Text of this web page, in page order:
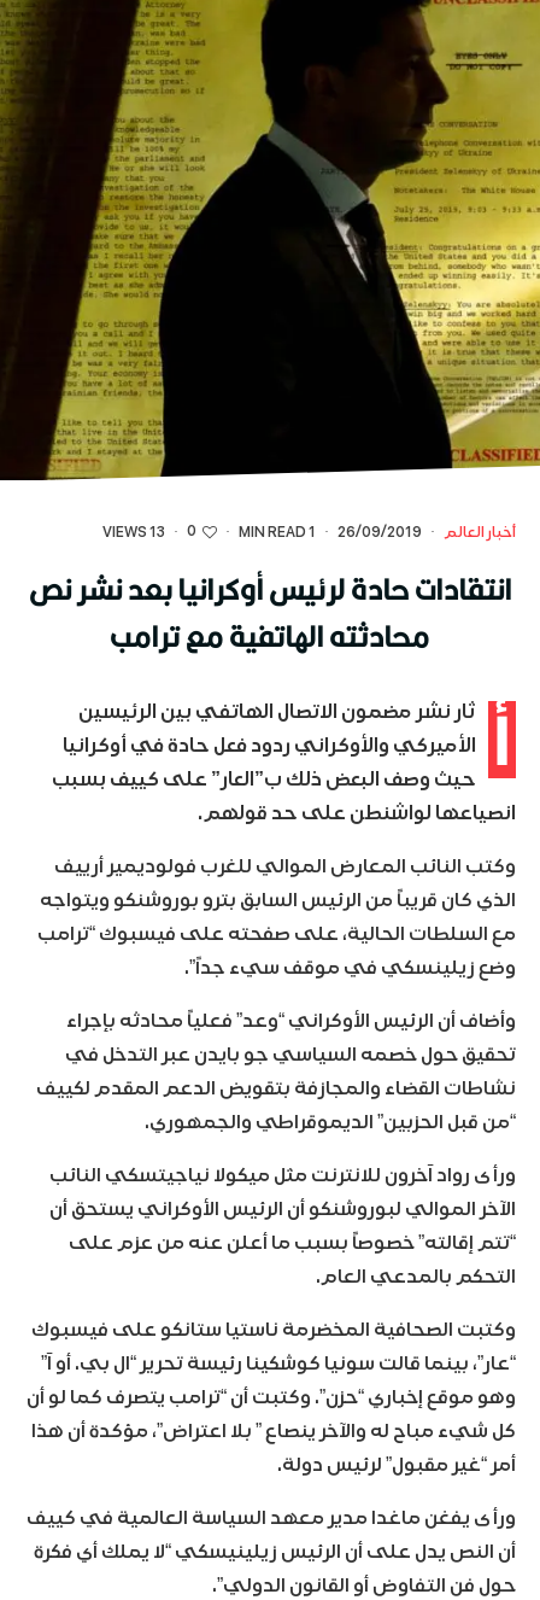
أخبار العالم ·
26/09/2019
·
1 MIN READ
·
0
·
13 VIEWS
انتقادات حادة لرئيس أوكرانيا بعد نشر نص
محادثته الهاتفية مع ترامب
أ
ثار نشر مضمون الاتصال الهاتفي بين الرئيسين
الأميركي والأوكراني ردود فعل حادة في أوكرانيا
حيث وصف البعض ذلك ب”العار” على كييف بسبب
انصياعها لواشنطن على حد قولهم.
وكتب النائب المعارض الموالي للغرب فولوديمير أرييف
الذي كان قريباً من الرئيس السابق بترو بوروشنكو ويتواجه
مع السلطات الحالية، على صفحته على فيسبوك “ترامب
وضع زيلينسكي في موقف سيء جداً”.
وأضاف أن الرئيس الأوكراني “وعد” فعلياً محادثه بإجراء
تحقيق حول خصمه السياسي جو بايدن عبر التدخل في
نشاطات القضاء والمجازفة بتقويض الدعم المقدم لكييف
“من قبل الحزبين” الديموقراطي والجمهوري.
ورأى رواد آخرون للانترنت مثل ميكولا نياجيتسكي النائب
الآخر الموالي لبوروشنكو أن الرئيس الأوكراني يستحق أن
“تتم إقالته” خصوصاً بسبب ما أعلن عنه من عزم على
التحكم بالمدعي العام.
وكتبت الصحافية المخضرمة ناستيا ستانكو على فيسبوك
“عار”، بينما قالت سونيا كوشكينا رئيسة تحرير “ال بي. أو آ”
وهو موقع إخباري “حزن”. وكتبت أن “ترامب يتصرف كما لو أن
كل شيء مباح له والآخر ينصاع ” بلا اعتراض”، مؤكدة أن هذا
أمر “غير مقبول” لرئيس دولة.
ورأى يفغن ماغدا مدير معهد السياسة العالمية في كييف
أن النص يدل على أن الرئيس زيلينيسكي “لا يملك أي فكرة
حول فن التفاوض أو القانون الدولي”.